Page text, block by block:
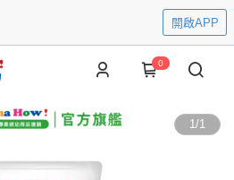
開啟APP
0
1/1